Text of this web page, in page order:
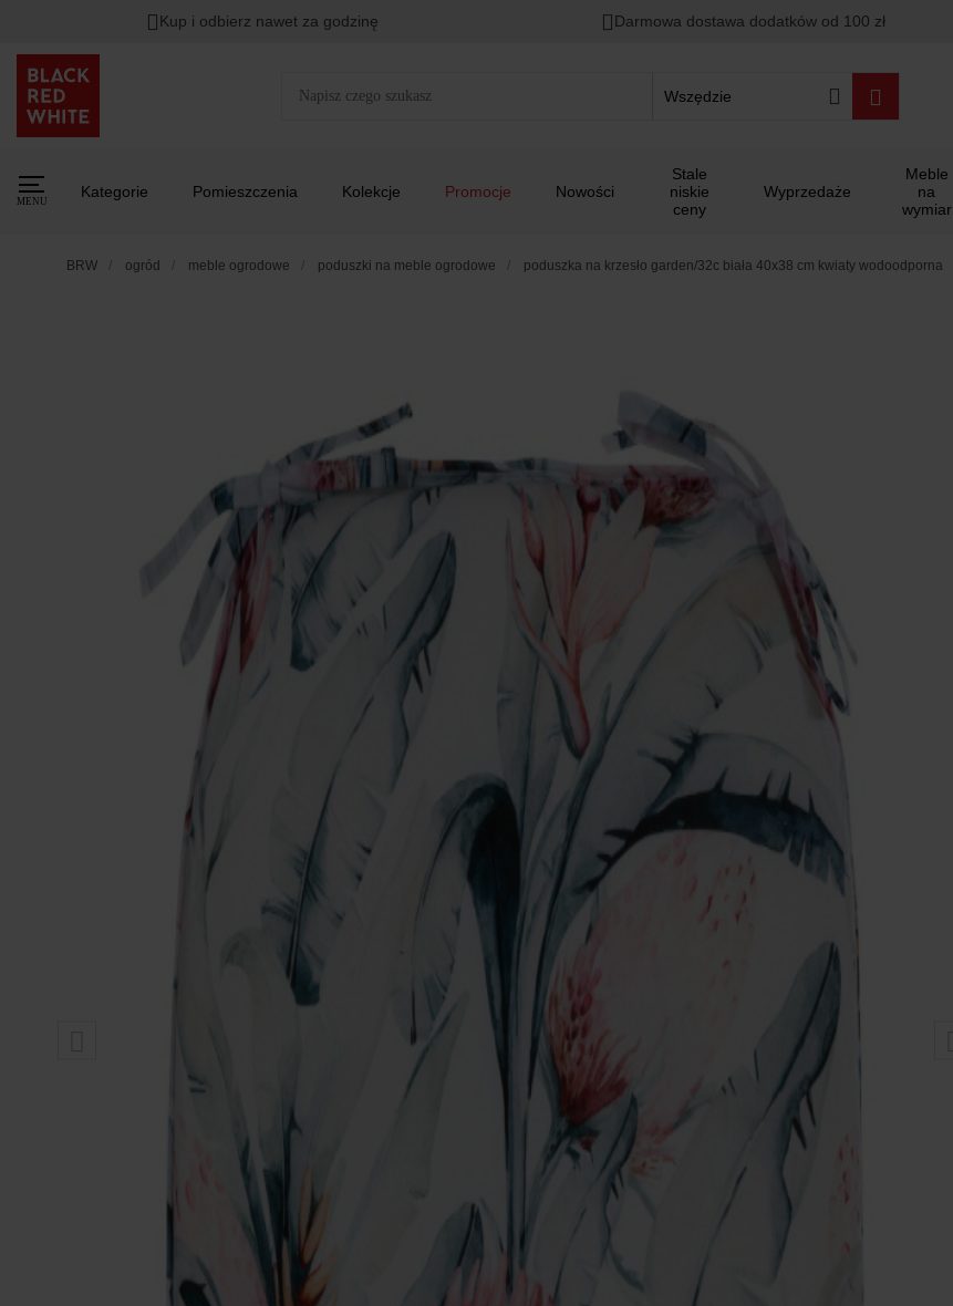
Kup i odbierz nawet za godzinę Darmowa dostawa dodatków od 100 zł
Wszędzie
MENU
Kategorie Pomieszczenia Kolekcje Promocje Nowości
Stale
niskie
ceny
Wyprzedaże
Meble
na
wymiar
BRW ogród meble ogrodowe poduszki na meble ogrodowe poduszka na krzesło garden/32c biała 40x38 cm kwiaty wodoodporna